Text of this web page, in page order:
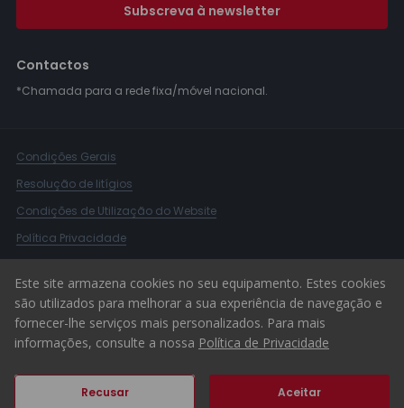
Subscreva à newsletter
Contactos
*Chamada para a rede fixa/móvel nacional.
Condições Gerais
Resolução de litígios
Condições de Utilização do Website
Política Privacidade
Canal de Denúncias
© 2026 ERA Portugal
Este site armazena cookies no seu equipamento. Estes cookies
são utilizados para melhorar a sua experiência de navegação e
fornecer-lhe serviços mais personalizados. Para mais
informações, consulte a nossa Política de Privacidade
Recusar Aceitar